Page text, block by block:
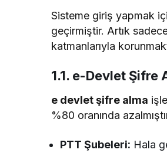
Sisteme giriş yapmak
geçirmiştir. Artık
katmanlarıyla
1.1. e-Devlet
e devlet şifre alma
%80 oranında
PTT Şubeleri: Hala